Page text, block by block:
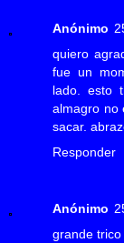
Anónimo
quiero
fue un
lado. esto
almagro no
sacar.
Responder
Anónimo
grande